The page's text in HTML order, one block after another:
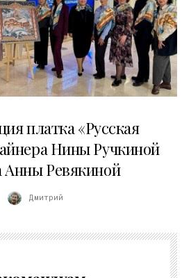
платка «Русская
Нины Ручкиной
Анны Ревякиной
Дмитрий